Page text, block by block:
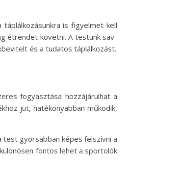
is figyelmet kell
étrendet követni. A testünk sav-
és a tudatos táplálkozást.
fogyasztása hozzájárulhat a
jut, hatékonyabban működik,
test gyorsabban képes felszívni a
fontos lehet a sportolók